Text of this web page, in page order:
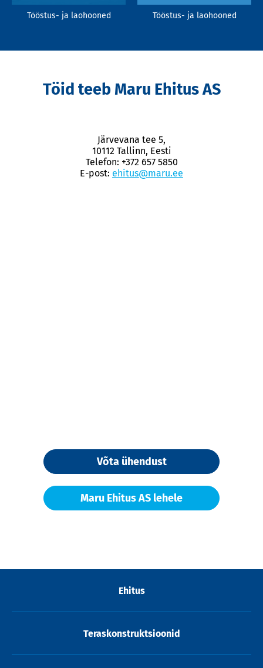
Tööstus- ja laohooned Tööstus- ja laohooned
Töid teeb Maru Ehitus AS
Järvevana tee 5,
10112 Tallinn, Eesti
Telefon: +372 657 5850
E-post: ehitus@maru.ee
Võta ühendust
Maru Ehitus AS lehele
Ehitus
Teraskonstruktsioonid